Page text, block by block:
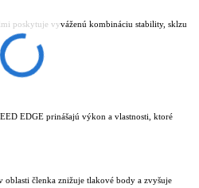
poskytuje vyváženú kombináciu stability, sklzu
EDGE prinášajú výkon a vlastnosti, ktoré
oblasti členka znižuje tlakové body a zvyšuje